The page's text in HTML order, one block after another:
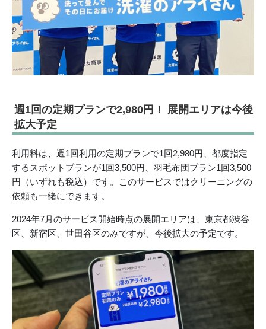
週1回の定期プランで2,980円！ 展開エリアは今後
拡大予定
利用料は、週1回利用の定期プランで1回2,980円、都度指定
するスポットプランが1回3,500円、羽毛布団プラン1回3,500
円（いずれも税込）です。このサービスではクリーニングの
依頼も一緒にできます。
2024年7月のサービス開始時点の展開エリアは、東京都渋谷
区、新宿区、世田谷区のみですが、今後拡大の予定です。